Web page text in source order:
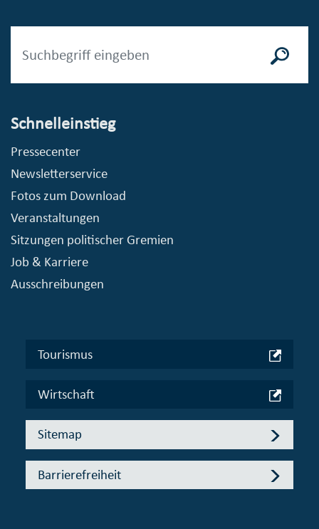
Schnelleinstieg
Pressecenter
Newsletterservice
Fotos zum Download
Veranstaltungen
Sitzungen politischer Gremien
Job & Karriere
Ausschreibungen
Tourismus
Wirtschaft
Sitemap
Barrierefreiheit